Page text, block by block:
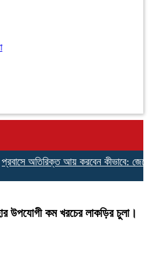
অতিরিক্ত আয় করবেন কীভাবে: জেনে
উপযোগী কম খরচের লাকড়ির চুলা।